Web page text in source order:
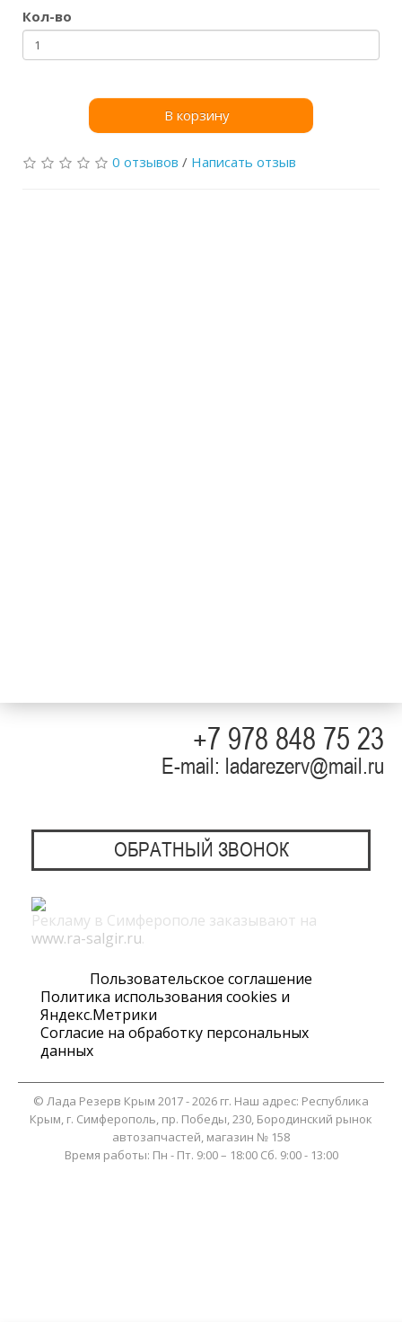
Кол-во
В корзину
0 отзывов / Написать отзыв
+7 978 848 75 23
E-mail: ladarezerv@mail.ru
ОБРАТНЫЙ ЗВОНОК
Рекламу в Симферополе заказывают на
www.ra-salgir.ru.
Пользовательское соглашение
Политика использования cookies и
Яндекс.Метрики
Согласие на обработку персональных
данных
© Лада Резерв Крым 2017 - 2026 гг. Наш адрес: Республика
Крым, г. Симферополь, пр. Победы, 230, Бородинский рынок
автозапчастей, магазин № 158
Время работы: Пн - Пт. 9:00 – 18:00 Сб. 9:00 - 13:00